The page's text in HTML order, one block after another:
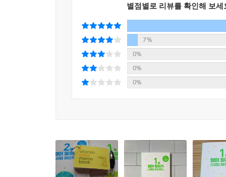
별점별로 리뷰를 확인해 보세
7%
0%
0%
0%